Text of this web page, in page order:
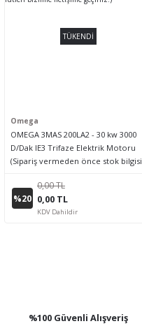
TÜKENDİ
Omega
OMEGA 3MAS 200LA2 - 30 kw 3000
D/Dak IE3 Trifaze Elektrik Motoru
(Sipariş vermeden önce stok bilgisi
%20
0,00 TL
0,00 TL
KDV Dahildir
%100 Güvenli Alışveriş